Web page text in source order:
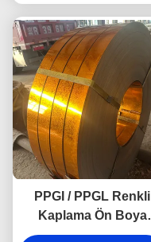
PPGI / PPGL Renkli
Kaplama Ön Boya
Galvanize Çelik